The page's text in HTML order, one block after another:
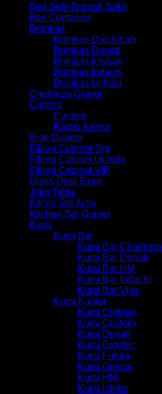
Bed Side Rumah Sakit
Box Container
Brankas
Brankas Daichiban
Brankas Donati
Brankas Ichiban
Brankas Indachi
Brankas Uchida
Credenza Graver
Custom
Custom
Partisi Kantor
Dish Drainer
Filling Cabinet Top
Filling Cabinet Uchida
Filling Cabinet VIP
Glass Door Expo
Joint Table
Kitcen Set Activ
Kitchen Set Graver
Kursi
Kursi Bar
Kursi Bar Chairman
Kursi Bar Donati
Kursi Bar HM
Kursi Bar Indachi
Kursi Bar Vios
Kursi Kantor
Kursi Chitose
Kursi Custom
Kursi Donati
Kursi Ergotec
Kursi Futura
Kursi Gresco
Kursi HM
Kursi Ichiko